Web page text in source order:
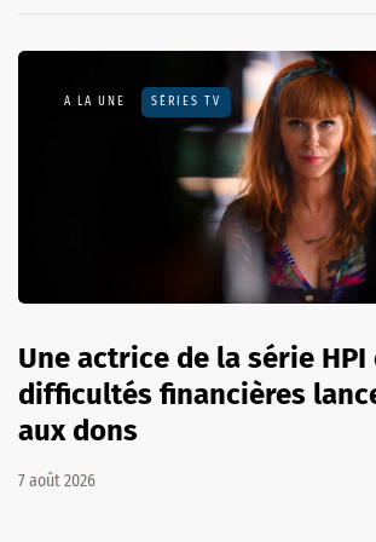
A LA UNE SÉRIES TV
Une actrice de la série HPI
difficultés financières
aux dons
7 août 2026